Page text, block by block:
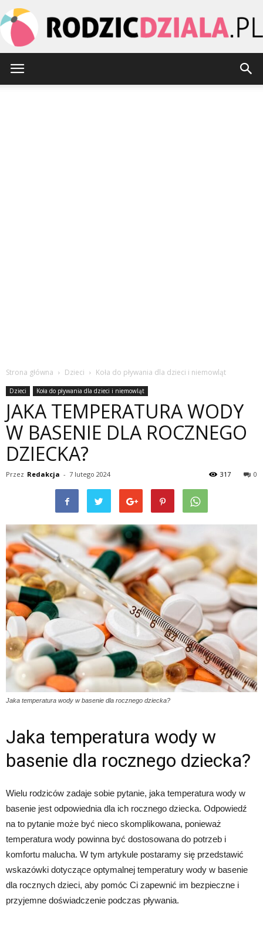
Strona główna Dzieci Koła do pływania dla dzieci i niemowląt
Dzieci Koła do pływania dla dzieci i niemowląt
JAKA TEMPERATURA WODY
W BASENIE DLA ROCZNEGO
DZIECKA?
Przez Redakcja - 7 lutego 2024 0
317
Jaka temperatura wody w basenie dla rocznego dziecka?
Jaka temperatura wody w
basenie dla rocznego dziecka?
Wielu rodziców zadaje sobie pytanie, jaka temperatura wody w
basenie jest odpowiednia dla ich rocznego dziecka. Odpowiedź
na to pytanie może być nieco skomplikowana, ponieważ
temperatura wody powinna być dostosowana do potrzeb i
komfortu malucha. W tym artykule postaramy się przedstawić
wskazówki dotyczące optymalnej temperatury wody w basenie
dla rocznych dzieci, aby pomóc Ci zapewnić im bezpieczne i
przyjemne doświadczenie podczas pływania.